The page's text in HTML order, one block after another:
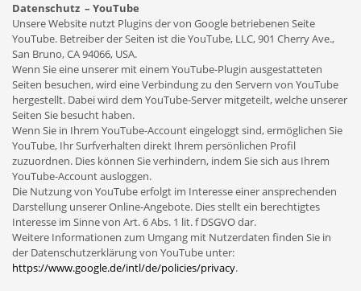
Datenschutz – YouTube
Unsere Website nutzt Plugins der von Google betriebenen Seite
YouTube. Betreiber der Seiten ist die YouTube, LLC, 901 Cherry Ave.,
San Bruno, CA 94066, USA.
Wenn Sie eine unserer mit einem YouTube-Plugin ausgestatteten
Seiten besuchen, wird eine Verbindung zu den Servern von YouTube
hergestellt. Dabei wird dem YouTube-Server mitgeteilt, welche unserer
Seiten Sie besucht haben.
Wenn Sie in Ihrem YouTube-Account eingeloggt sind, ermöglichen Sie
YouTube, Ihr Surfverhalten direkt Ihrem persönlichen Profil
zuzuordnen. Dies können Sie verhindern, indem Sie sich aus Ihrem
YouTube-Account ausloggen.
Die Nutzung von YouTube erfolgt im Interesse einer ansprechenden
Darstellung unserer Online-Angebote. Dies stellt ein berechtigtes
Interesse im Sinne von Art. 6 Abs. 1 lit. f DSGVO dar.
Weitere Informationen zum Umgang mit Nutzerdaten finden Sie in
der Datenschutzerklärung von YouTube unter:
https://www.google.de/intl/de/policies/privacy.